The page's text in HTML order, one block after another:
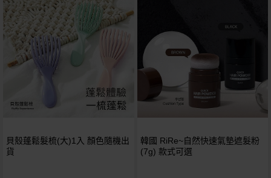
貝殼蓬鬆髮梳(大)1入 顏色隨機出
貨
韓國 RiRe~自然快速氣墊遮髮粉
(7g) 款式可選